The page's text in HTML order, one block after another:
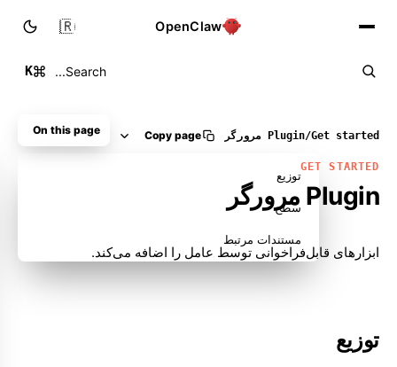
OpenClaw
Search...
K
🇮🇷
Get started
/Plugin مرورگر Copy page
GET STARTED
Plugin مرورگر
ابزارهای قابل‌فراخوانی توسط عامل را اضافه می‌کند.
توزیع
On this page
توزیع
سطح
مستندات مرتبط